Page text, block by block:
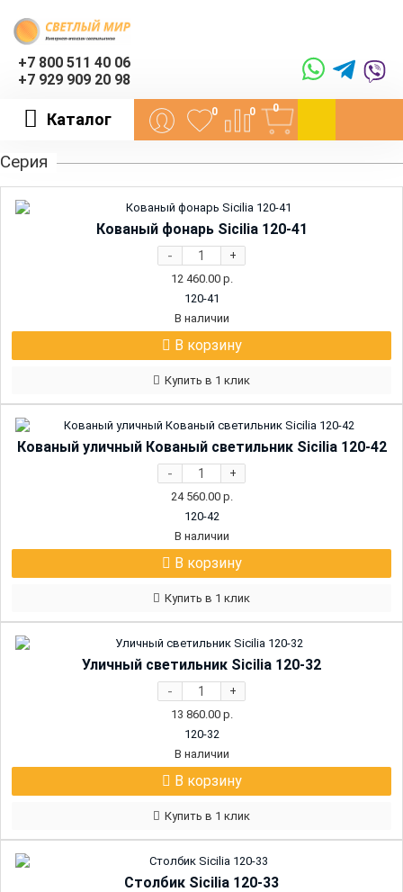
+7 800 511 40 06
+7 929 909 20 98
Каталог 0 0 0
Серия
Кованый фонарь Sicilia 120-41
- +
12 460.00р.
120-41
В наличии
В корзину
Купить в 1 клик
Кованый уличный Кованый светильник Sicilia 120-42
- +
24 560.00р.
120-42
В наличии
В корзину
Купить в 1 клик
Уличный светильник Sicilia 120-32
- +
13 860.00р.
120-32
В наличии
В корзину
Купить в 1 клик
Столбик Sicilia 120-33